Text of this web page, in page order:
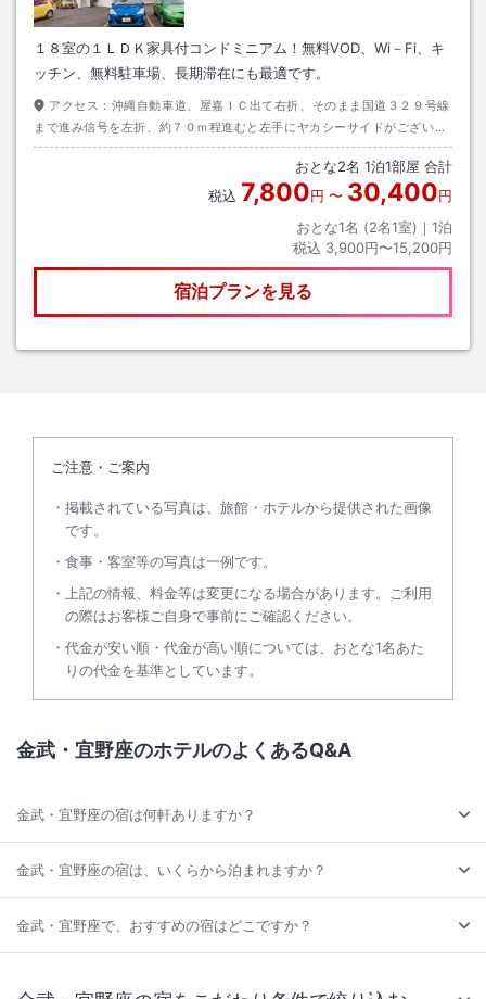
１８室の１ＬＤＫ家具付コンドミニアム！無料VOD、Wi－Fi、キ
ッチン、無料駐車場、長期滞在にも最適です。
アクセス： 沖縄自動車道、屋嘉ＩＣ出て右折、そのまま国道３２９号線
まで進み信号を左折、約７０ｍ程進むと左手にヤカシーサイドがございま
す。
おとな2名 1泊1部屋 合計
税込 7,800円 〜 30,400円
おとな1名 (2名1室)｜ 1泊
税込 3,900円〜15,200円
宿泊プランを見る
ご注意・ご案内
掲載されている写真は、旅館・ホテルから提供された画像
です。
食事・客室等の写真は一例です。
上記の情報、料金等は変更になる場合があります。ご利用
の際はお客様ご自身で事前にご確認ください。
代金が安い順・代金が高い順については、おとな1名あた
りの代金を基準としています。
金武・宜野座のホテルのよくあるQ&A
金武・宜野座の宿は何軒ありますか？
金武・宜野座の宿は、いくらから泊まれますか？
金武・宜野座で、おすすめの宿はどこですか？